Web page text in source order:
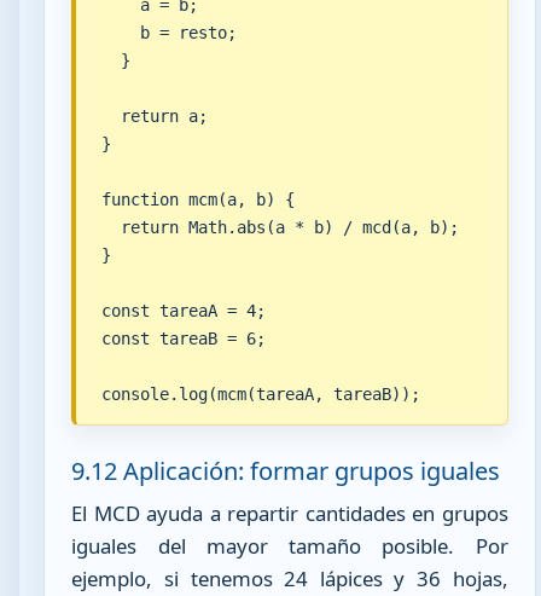
    a = b;
    b = resto;
  }
  return a;
}
function mcm(a, b) {
  return Math.abs(a * b) / mcd(a, b);
}
const tareaA = 4;
const tareaB = 6;
console.log(mcm(tareaA, tareaB));
9.12 Aplicación: formar grupos iguales
El MCD ayuda a repartir cantidades en grupos
iguales del mayor tamaño posible. Por
ejemplo, si tenemos 24 lápices y 36 hojas,